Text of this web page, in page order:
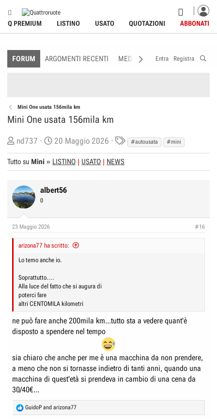
Q PREMIUM LISTINO USATO QUOTAZIONI ABBONATI
FORUM ARGOMENTI RECENTI MEDIA MEMBRI
Entra Registra
Mini One usata 156mila km
Mini One usata 156mila km
C
r
e
t
o
r
e
s
u
s
s
o
nd737
D
a
t
d
z
i
20 Maggio 2026
T
a
#autousata #mini
Tutto su Mini » LISTINO USATO NEWS
albert56
0
23 Maggio 2026 #16
arizona77 ha scritto:
Lo temo anche io.
Soprattutto....
Alla luce del fatto che si augura di
poterci fare
altri CENTOMILA kilometri
ne può fare anche 200mila km...tutto sta a vedere quant'è
disposto a spendere nel tempo
sia chiaro che anche per me è una macchina da non prendere,
a meno che non si tornasse indietro di tanti anni, quando una
macchina di quest'età si prendeva in cambio di una cena da
30/40€...
R
e
GuidoP and arizona77